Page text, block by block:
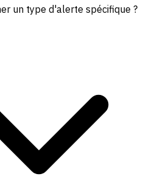
un type d'alerte spécifique ?